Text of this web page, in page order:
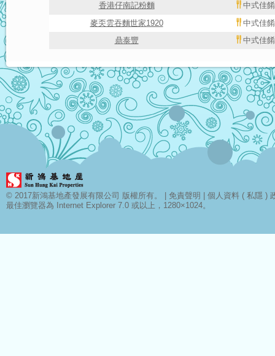
香港仔南記粉麵
中式佳餚
麥奀雲吞麵世家1920
中式佳餚
鼎泰豐
中式佳餚
© 2017新鴻基地產發展有限公司 版權所有。 | 免責聲明
個人資料 ( 私隱 )
最佳瀏覽器為 Internet Explorer 7.0 或以上，1280×1024。